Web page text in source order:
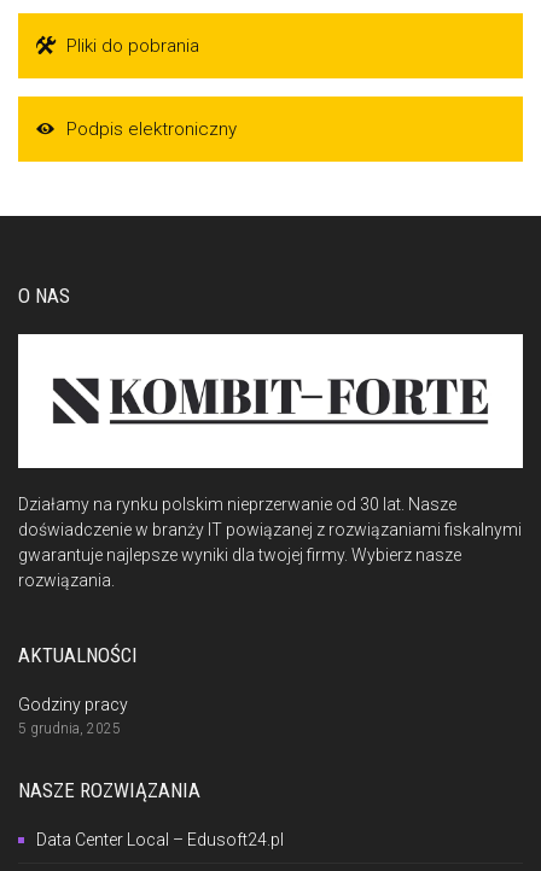
Pliki do pobrania
Podpis elektroniczny
O NAS
Działamy na rynku polskim nieprzerwanie od 30 lat. Nasze
doświadczenie w branży IT powiązanej z rozwiązaniami fiskalnymi
gwarantuje najlepsze wyniki dla twojej firmy. Wybierz nasze
rozwiązania.
AKTUALNOŚCI
Godziny pracy
5 grudnia, 2025
NASZE ROZWIĄZANIA
Data Center Local – Edusoft24.pl